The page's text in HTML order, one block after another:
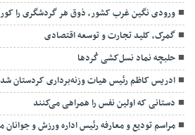
ورودی نگین غرب کشور، ذوق هر گردشگری را
گمرک، کلید تجارت و توسعه اقتصادی
حلبچه نماد نسل‌کشی کُردها
ادریس کاظم رئیس هیات وزنه‌برداری کردستان شد
دستانی که اولین نفس را همراهی می‌کنند
مراسم تودیع و معارفه رئیس اداره ورزش و جوانان